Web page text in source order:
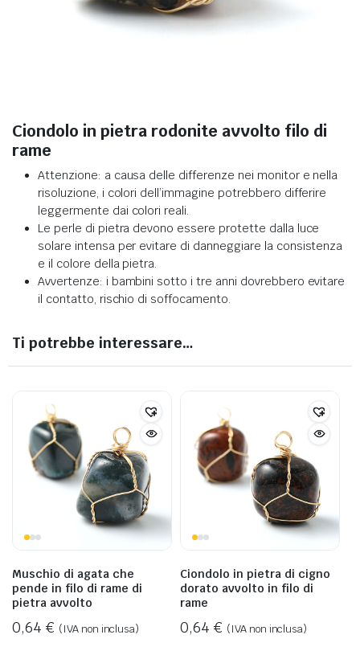
Ciondolo in pietra rodonite avvolto filo di
rame
Attenzione: a causa delle differenze nei monitor e nella
risoluzione, i colori dell’immagine potrebbero differire
leggermente dai colori reali.
Le perle di pietra devono essere protette dalla luce
solare intensa per evitare di danneggiare la consistenza
e il colore della pietra.
Avvertenze: i bambini sotto i tre anni dovrebbero evitare
il contatto, rischio di soffocamento.
Ti potrebbe interessare…
Muschio di agata che
pende in filo di rame di
pietra avvolto
0,64 € (IVA non inclusa)
Ciondolo in pietra di cigno
dorato avvolto in filo di
rame
0,64 € (IVA non inclusa)